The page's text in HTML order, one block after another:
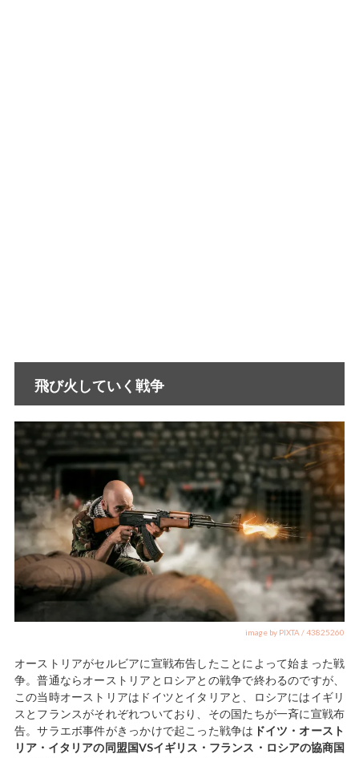
飛び火していく戦争
image by PIXTA / 43825260
オーストリアがセルビアに宣戦布告したことによって始まった戦
争。普通ならオーストリアとロシアとの戦争で終わるのですが、
この当時オーストリアはドイツとイタリアと、ロシアにはイギリ
スとフランスがそれぞれついており、その国たちが一斉に宣戦布
告。サラエボ事件がきっかけで起こった戦争は ドイツ・オースト
リア・イタリアの同盟国VSイギリス・フランス・ロシアの協商国